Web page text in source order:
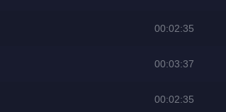
00:02:35
00:03:37
00:02:35